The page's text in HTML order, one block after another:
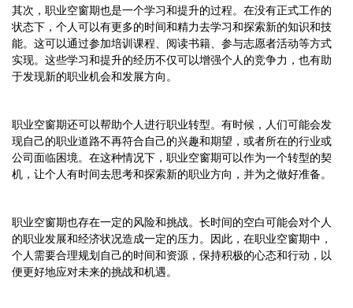
其次，职业空窗期也是一个学习和提升的过程。在没有正式工作的
状态下，个人可以有更多的时间和精力去学习和探索新的知识和技
能。这可以通过参加培训课程、阅读书籍、参与志愿者活动等方式
实现。这些学习和提升的经历不仅可以增强个人的竞争力，也有助
于发现新的职业机会和发展方向。
职业空窗期还可以帮助个人进行职业转型。有时候，人们可能会发
现自己的职业道路不再符合自己的兴趣和期望，或者所在的行业或
公司面临困境。在这种情况下，职业空窗期可以作为一个转型的契
机，让个人有时间去思考和探索新的职业方向，并为之做好准备。
职业空窗期也存在一定的风险和挑战。长时间的空白可能会对个人
的职业发展和经济状况造成一定的压力。因此，在职业空窗期中，
个人需要合理规划自己的时间和资源，保持积极的心态和行动，以
便更好地应对未来的挑战和机遇。